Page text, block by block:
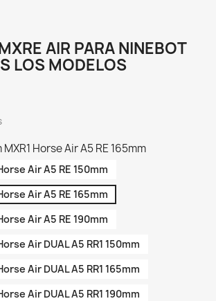
AIR PARA NINEBOT
LOS MODELOS
Horse Air A5 RE 165mm
Air A5 RE 150mm
Air A5 RE 165mm
Air A5 RE 190mm
Air DUAL A5 RR1 150mm
Air DUAL A5 RR1 165mm
Air DUAL A5 RR1 190mm